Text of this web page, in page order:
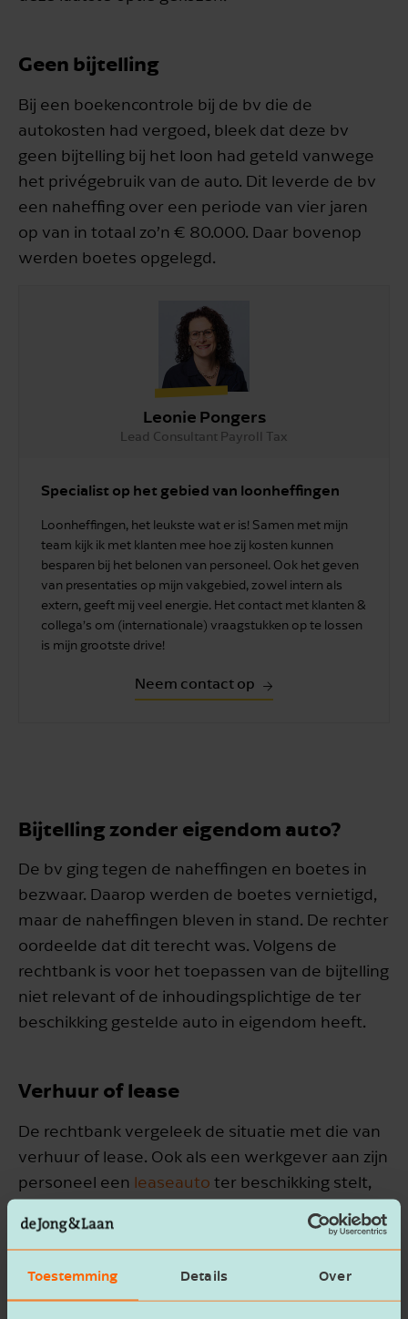
Toestemming Details Over
Geen bijtelling
Bij een boekencontrole bij de bv die de
autokosten had vergoed, bleek dat deze bv
geen bijtelling bij het loon had geteld vanwege
het privégebruik van de auto. Dit leverde de bv
een naheffing over een periode van vier jaren
op van in totaal zo’n € 80.000. Daar bovenop
werden boetes opgelegd.
Leonie Pongers
Lead Consultant Payroll Tax
Specialist op het gebied van loonheffingen
Loonheffingen, het leukste wat er is! Samen met mijn
team kijk ik met klanten mee hoe zij kosten kunnen
besparen bij het belonen van personeel. Ook het geven
van presentaties op mijn vakgebied, zowel intern als
extern, geeft mij veel energie. Het contact met klanten &
collega’s om (internationale) vraagstukken op te lossen
is mijn grootste drive!
Neem contact op
Bijtelling zonder eigendom auto?
De bv ging tegen de naheffingen en boetes in
bezwaar. Daarop werden de boetes vernietigd,
maar de naheffingen bleven in stand. De rechter
oordeelde dat dit terecht was. Volgens de
rechtbank is voor het toepassen van de bijtelling
niet relevant of de inhoudingsplichtige de ter
beschikking gestelde auto in eigendom heeft.
Verhuur of lease
De rechtbank vergeleek de situatie met die van
verhuur of lease. Ook als een werkgever aan zijn
personeel een leaseauto ter beschikking stelt,
worden gehouden. De naheffingen bleven dan